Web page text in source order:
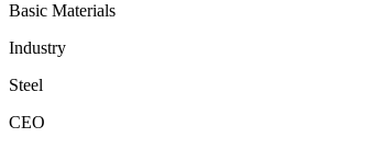
Basic Materials
Industry
Steel
CEO